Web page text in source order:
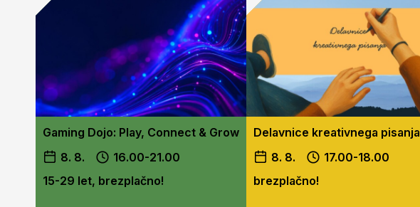
Gaming Dojo: Play, Connect & Grow
8. 8.
16.00-21.00
15-29 let, brezplačno!
Delavnice kreativnega pisanja
8. 8.
17.00-18.00
brezplačno!